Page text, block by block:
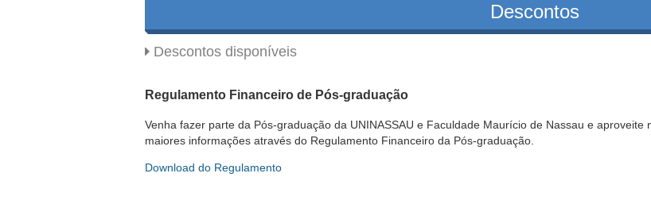
Descontos
Descontos disponíveis
Regulamento Financeiro de Pós-graduação
Venha fazer parte da Pós-graduação da UNINASSAU e Faculdade Maurício de Nassau e
maiores informações através do Regulamento Financeiro da Pós-graduação.
Download do Regulamento